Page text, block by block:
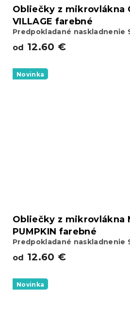
Obliečky z mikrovlákna
VILLAGE farebné
Predpokladané naskladnenie
od 12.60 €
Novinka
Obliečky z mikrovlákna
PUMPKIN farebné
Predpokladané naskladnenie
od 12.60 €
Novinka